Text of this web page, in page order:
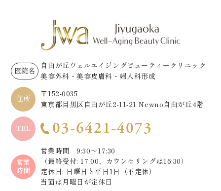
医院名
自由が丘ウェルエイジングビューティークリニック
美容外科・美容皮膚科・婦人科形成
住所
〒152-0035
東京都目黒区自由が丘2-11-21 Newno自由が丘4階
TEL 03-6421-4073
営業
時間
営業時間 9:30～17:30
（最終受付: 17:00、カウンセリングは16:30）
定休日: 日曜日と平日1日（不定休）
当面は月曜日が定休日